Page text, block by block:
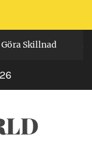
Skillnad